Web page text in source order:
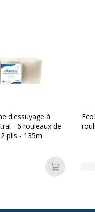
cm
d'essuyage à
- 6 rouleaux de
plis - 135m
Ajouter